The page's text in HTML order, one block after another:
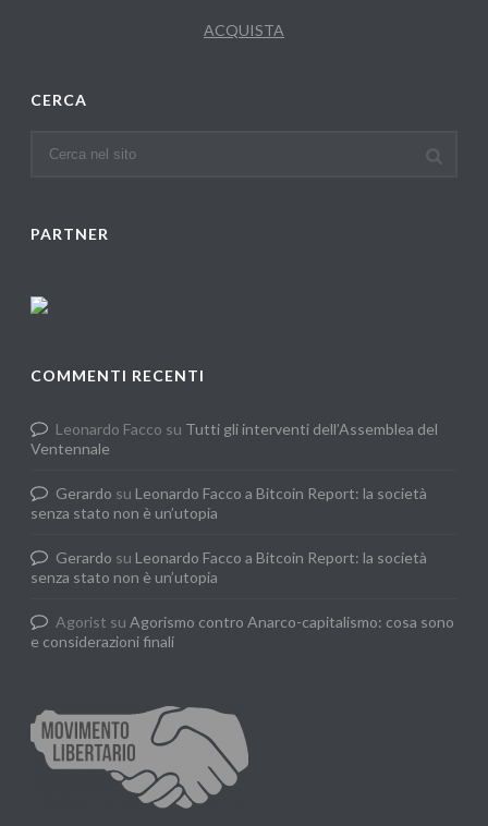
ACQUISTA
CERCA
PARTNER
COMMENTI RECENTI
Leonardo Facco su Tutti gli interventi dell’Assemblea del
Ventennale
Gerardo su Leonardo Facco a Bitcoin Report: la società
senza stato non è un’utopia
Gerardo su Leonardo Facco a Bitcoin Report: la società
senza stato non è un’utopia
Agorist suAgorismo contro Anarco-capitalismo: cosa sono
e considerazioni finali